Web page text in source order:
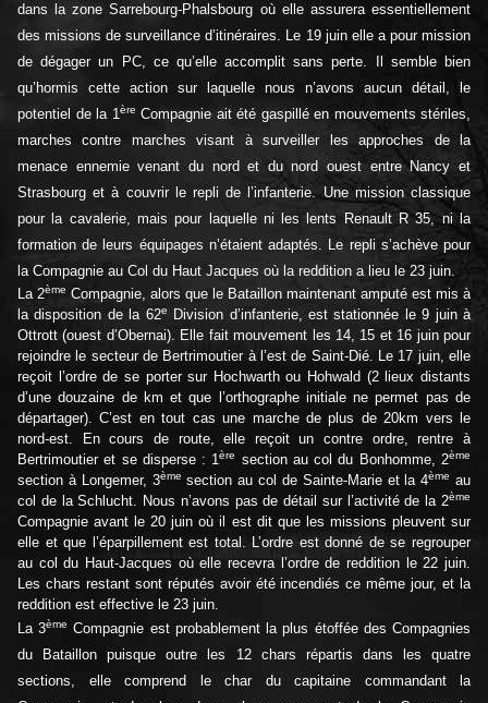
dans la zone Sarrebourg-Phalsbourg où elle assurera essentiellement
des missions de surveillance d’itinéraires. Le 19 juin elle a pour mission
de dégager un PC, ce qu’elle accomplit sans perte. Il semble bien
qu’hormis cette action sur laquelle nous n’avons aucun détail, le
potentiel de la 1 ère Compagnie ait été gaspillé en mouvements stériles,
marches contre marches visant à surveiller les approches de la
menace ennemie venant du nord et du nord ouest entre Nancy et
Strasbourg et à couvrir le repli de l’infanterie. Une mission classique
pour la cavalerie, mais pour laquelle ni les lents Renault R 35, ni la
formation de leurs équipages n’étaient adaptés. Le repli s’achève pour
la Compagnie au Col du Haut Jacques où la reddition a lieu le 23 juin.
La 2ème Compagnie, alors que le Bataillon maintenant amputé est mis à
la disposition de la 62e
Division d’infanterie, est stationnée le 9 juin à
Ottrott (ouest d’Obernai). Elle fait mouvement les 14, 15 et 16 juin pour
rejoindre le secteur de Bertrimoutier à l’est de Saint-Dié. Le 17 juin, elle
reçoit l’ordre de se porter sur Hochwarth ou Hohwald (2 lieux distants
d’une douzaine de km et que l’orthographe initiale ne permet pas de
départager). C’est en tout cas une marche de plus de 20km vers le
nord-est. En cours de route, elle reçoit un contre ordre, rentre à
Bertrimoutier et se disperse : 1ère section au col du Bonhomme, 2ème
section à Longemer, 3ème section au col de Sainte-Marie et la 4ème au
col de la Schlucht. Nous n’avons pas de détail sur l’activité de la 2ème
Compagnie avant le 20 juin où il est dit que les missions pleuvent sur
elle et que l’éparpillement est total. L’ordre est donné de se regrouper
au col du Haut-Jacques où elle recevra l’ordre de reddition le 22 juin.
Les chars restant sont réputés avoir été incendiés ce même jour, et la
reddition est effective le 23 juin.
La 3ème Compagnie est probablement la plus étoffée des Compagnies
du Bataillon puisque outre les 12 chars répartis dans les quatre
sections, elle comprend le char du capitaine commandant la